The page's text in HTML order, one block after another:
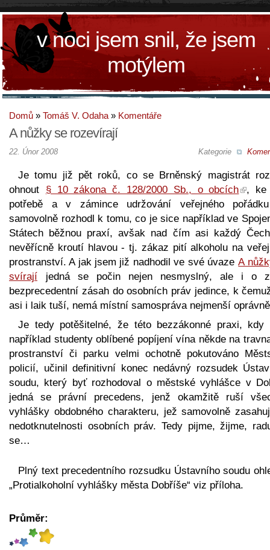
v noci jsem snil, že jsem
motýlem
Domů » Tomáš V. Odaha » Komentáře
A nůžky se rozevírají
Kategorie
22. Únor 2008
Je tomu již pět roků, co se Brněnský magistrát
ohnout
§ 10 zákona č. 128/2000 Sb., o obcích
, ke
potřebě a v zámince udržování veřejného
samovolně rozhodl k tomu, co je sice například ve
Státech běžnou praxí, avšak nad čím asi každý
nevěřícně kroutí hlavou - tj. zákaz pití alkoholu na
prostranství. A jak jsem již nadhodil ve své úvaze A
svírají jedná se počin nejen nesmyslný, ale i o
bezprecedentní zásah do osobních práv jedince, k
asi i laik tuší, nemá místní samospráva nejmenší
Je tedy potěšitelné, že této bezzákonné praxi, kdy
například studenty oblíbené popíjení vína někde na
prostranství či parku velmi ochotně pokutováno
policií, učinil definitivní konec nedávný rozsudek
soudu, který byť rozhodoval o městské vyhlášce v
jedná se právní precedens, jenž okamžitě ruší
vyhlášky obdobného charakteru, jež samovolně
nedotknutelnosti osobních práv. Tedy pijme, žijme,
se…
Plný text precedentního rozsudku Ústavního soudu
„Protialkoholní vyhlášky města Dobříše“ viz příloha.
Průměr: